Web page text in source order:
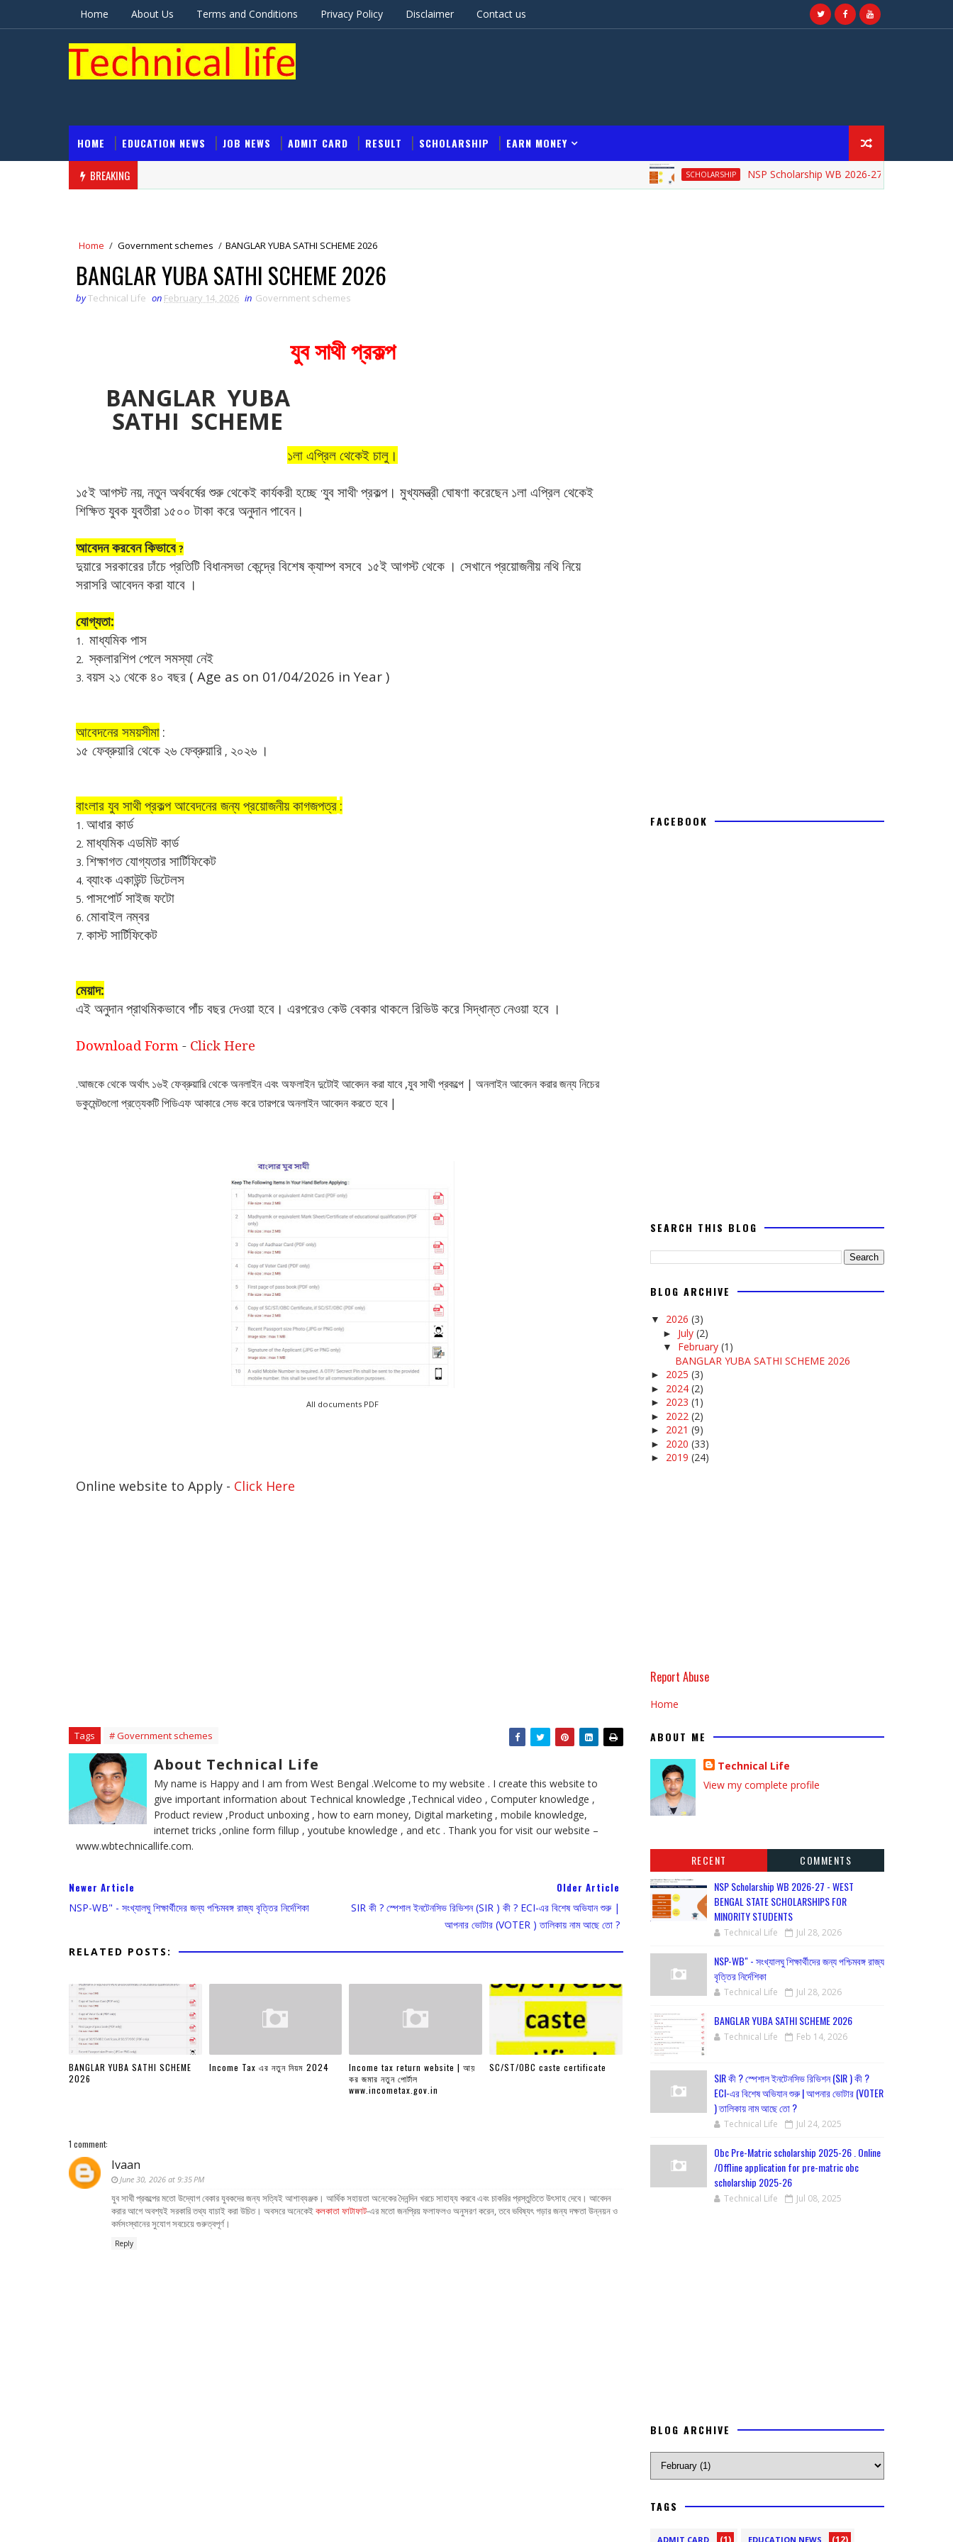
Home About Us Terms and Conditions Privacy Policy Disclaimer Contact us
HOME EDUCATION NEWS JOB NEWS ADMIT CARD RESULT SCHOLARSHIP EARN MONEY
BREAKING SCHOLARSHIP NSP Scholarship WB 2026-27 - WEST BENGAL
Home / Government schemes / BANGLAR YUBA SATHI SCHEME 2026
BANGLAR YUBA SATHI SCHEME 2026
byTechnical Life on February 14, 2026 in Government schemes
যুব সাথী প্রকল্প
BANGLAR YUBA
SATHI SCHEME
১লা এপ্রিল থেকেই চালু।
১৫ই আগস্ট নয়, নতুন অর্থবর্ষের শুরু থেকেই কার্যকরী হচ্ছে 'যুব সাথী' প্রকল্প। মুখ্যমন্ত্রী ঘোষণা করেছেন ১লা এপ্রিল থেকেই
শিক্ষিত যুবক যুবতীরা ১৫০০ টাকা করে অনুদান পাবেন।
আবেদন করবেন কিভাবে ?
দুয়ারে সরকারের ঢাঁচে প্রতিটি বিধানসভা কেন্দ্রে বিশেষ ক্যাম্প বসবে ১৫ই আগস্ট থেকে । সেখানে প্রয়োজনীয় নথি নিয়ে
সরাসরি আবেদন করা যাবে ।
যোগ্যতা:
1. মাধ্যমিক পাস
2. স্কলারশিপ পেলে সমস্যা নেই
3. বয়স ২১ থেকে ৪০ বছর ( Age as on 01/04/2026 in Year )
আবেদনের সময়সীমা :
১৫ ফেব্রুয়ারি থেকে ২৬ ফেব্রুয়ারি , ২০২৬ ।
বাংলার যুব সাথী প্রকল্প আবেদনের জন্য প্রয়োজনীয় কাগজপত্র :
1. আধার কার্ড
2. মাধ্যমিক এডমিট কার্ড
3. শিক্ষাগত যোগ্যতার সার্টিফিকেট
4.ব্যাংক একাউন্ট ডিটেলস
5. পাসপোর্ট সাইজ ফটো
6. মোবাইল নম্বর
7. কাস্ট সার্টিফিকেট
মেয়াদ:
এই অনুদান প্রাথমিকভাবে পাঁচ বছর দেওয়া হবে। এরপরেও কেউ বেকার থাকলে রিভিউ করে সিদ্ধান্ত নেওয়া হবে ।
Download Form - Click Here
.আজকে থেকে অর্থাৎ ১৬ই ফেব্রুয়ারি থেকে অনলাইন এবং অফলাইন দুটোই আবেদন করা যাবে ,যুব সাথী প্রকল্পে | অনলাইন আবেদন করার জন্য নিচের
ডকুমেন্টগুলো প্রত্যেকটি পিডিএফ আকারে সেভ করে তারপরে অনলাইন আবেদন করতে হবে |
All documents PDF
Online website to Apply - Click Here
Tags # Government schemes
About Technical Life
My name is Happy and I am from West Bengal .Welcome to my website . I create this website to
give important information about Technical knowledge ,Technical video , Computer knowledge ,
Product review ,Product unboxing , how to earn money, Digital marketing , mobile knowledge,
internet tricks ,online form fillup , youtube knowledge , and etc . Thank you for visit our website –
www.wbtechnicallife.com.
Newer Article
NSP-WB" - সংখ্যালঘু শিক্ষার্থীদের জন্য পশ্চিমবঙ্গ রাজ্য বৃত্তির নির্দেশিকা
Older Article
SIR কী ? স্পেশাল ইনটেনসিভ রিভিশন (SIR ) কী ? ECI-এর বিশেষ অভিযান শুরু |
আপনার ভোটার (VOTER ) তালিকায় নাম আছে তো ?
RELATED POSTS:
BANGLAR YUBA SATHI SCHEME
2026
Income Tax এর নতুন নিয়ম 2024
Income tax return website | আয়
কর জমার নতুন পোর্টাল
www.incometax.gov.in
SC/ST/OBC caste certificate
1 comment:
Ivaan
June 30, 2026 at 9:35 PM
যুব সাথী প্রকল্পের মতো উদ্যোগ বেকার যুবকদের জন্য সত্যিই আশাব্যঞ্জক। আর্থিক সহায়তা অনেকের দৈনন্দিন খরচে সাহায্য করবে এবং চাকরির প্রস্তুতিতে উৎসাহ দেবে। আবেদন
করার আগে অবশ্যই সরকারি তথ্য যাচাই করা উচিত। অবসরে অনেকেইকলকাতা ফাটাফাট-এর মতো জনপ্রিয় ফলাফলও অনুসরণ করেন, তবে ভবিষ্যৎ গড়ার জন্য দক্ষতা উন্নয়ন ও
কর্মসংস্থানের সুযোগ সবচেয়ে গুরুত্বপূর্ণ।
Reply
FACEBOOK
SEARCH THIS BLOG
BLOG ARCHIVE
▼ 2026 (3)
► July (2)
▼ February (1)
BANGLAR YUBA SATHI SCHEME 2026
► 2025 (3)
► 2024 (2)
► 2023 (1)
► 2022 (2)
► 2021 (9)
► 2020 (33)
► 2019 (24)
Report Abuse
Home
ABOUT ME
Technical Life
View my complete profile
RECENT
COMMENTS
NSP Scholarship WB 2026-27 - WEST
BENGAL STATE SCHOLARSHIPS FOR
MINORITY STUDENTS
Technical Life Jul 28, 2026
NSP-WB" - সংখ্যালঘু শিক্ষার্থীদের জন্য পশ্চিমবঙ্গ রাজ্য
বৃত্তির নির্দেশিকা
Technical Life Jul 28, 2026
BANGLAR YUBA SATHI SCHEME 2026
Technical Life Feb 14, 2026
SIR কী ? স্পেশাল ইনটেনসিভ রিভিশন (SIR ) কী ?
ECI-এর বিশেষ অভিযান শুরু | আপনার ভোটার (VOTER
) তালিকায় নাম আছে তো ?
Technical Life Jul 24, 2025
Obc Pre-Matric scholarship 2025-26 . Online
/Offline application for pre-matric obc
scholarship 2025-26
Technical Life Jul 08, 2025
BLOG ARCHIVE
TAGS
ADMIT CARD (1) EDUCATION NEWS (12)